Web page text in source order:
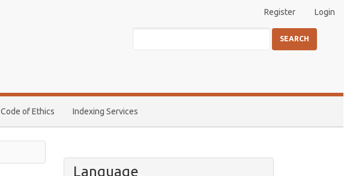
Register Login
Code of Ethics Indexing Services
SEARCH
Language